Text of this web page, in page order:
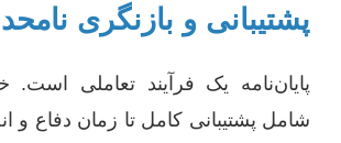
پشتیبانی و بازنگری
پایان‌نامه یک فرآیند تعاملی است.
شامل پشتیبانی کامل تا زمان دفاع و